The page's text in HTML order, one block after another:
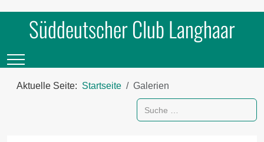
Süddeutscher Club Langhaar
Mobile Menu Toggle
Aktuelle Seite: Startseite
Galerien
Suchen